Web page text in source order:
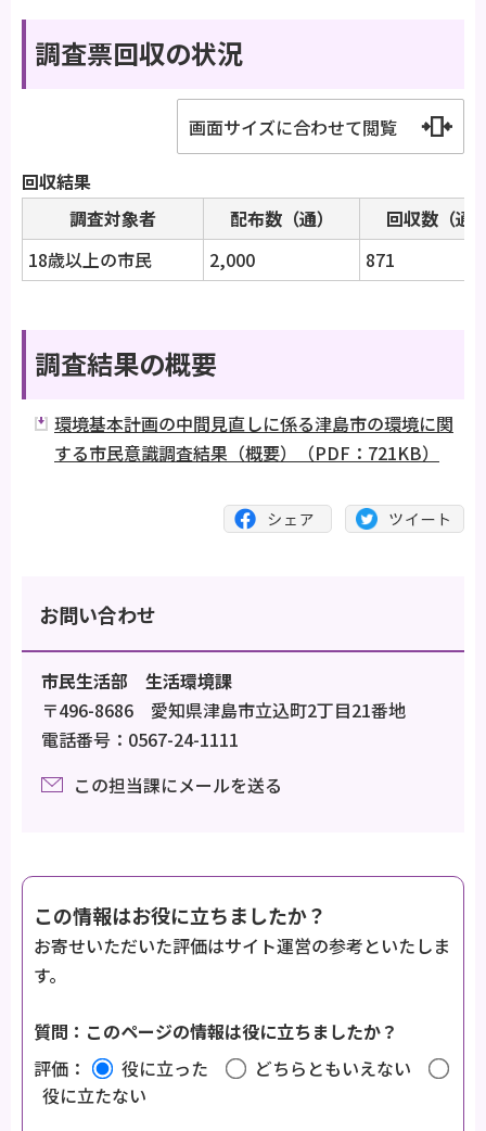
調査票回収の状況
画面サイズに合わせて閲覧
回収結果
調査対象者
配布数（通）
回収数（通
18歳以上の市民
2,000 871
調査結果の概要
環境基本計画の中間見直しに係る津島市の環境に関
する市民意識調査結果（概要）（PDF：721KB）
お問い合わせ
市民生活部 生活環境課
〒496-8686 愛知県津島市立込町2丁目21番地
電話番号：0567-24-1111
この担当課にメールを送る
この情報はお役に立ちましたか？
お寄せいただいた評価はサイト運営の参考といたしま
す。
質問：このページの情報は役に立ちましたか？
評価：
役に立った
どちらともいえない
役に立たない